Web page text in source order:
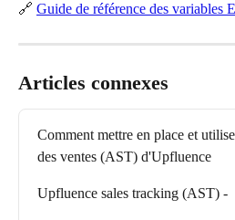
🔗 Guide de référence des variables
Articles connexes
Comment mettre en place et
des ventes (AST) d'Upfluence
Upfluence sales tracking (AST) -